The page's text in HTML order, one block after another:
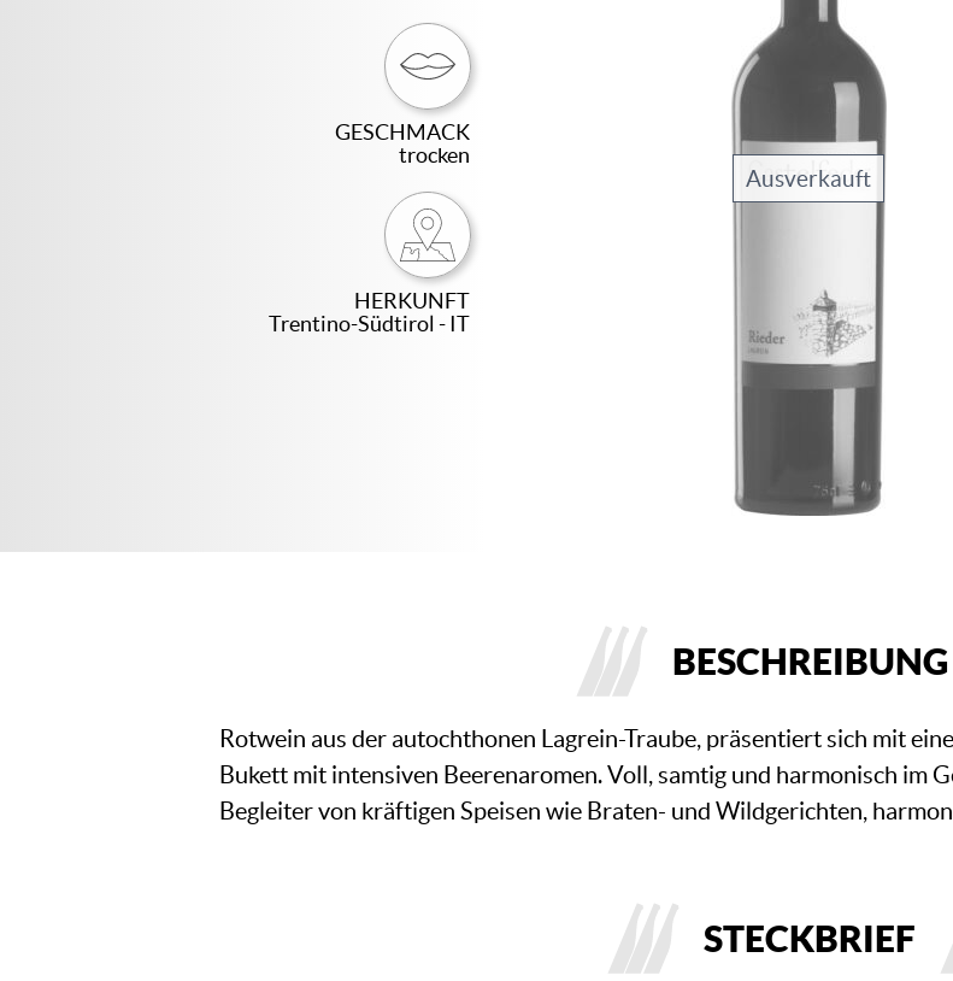
GESCHMACK
trocken
HERKUNFT
Trentino-Südtirol - IT
Ausverkauft
BESCHREIBUNG
Rotwein aus der autochthonen Lagrein-Traube, präsentiert sich mit
Bukett mit intensiven Beerenaromen. Voll, samtig und harmonisch im
Begleiter von kräftigen Speisen wie Braten- und Wildgerichten,
STECKBRIEF